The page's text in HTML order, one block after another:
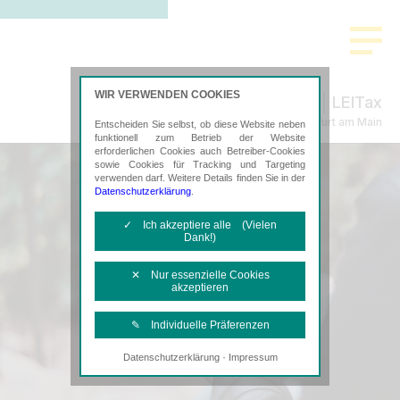
LEITax
Steuerberatung in Frankfurt am Main
WIR VERWENDEN COOKIES
Entscheiden Sie selbst, ob diese Website neben
funktionell zum Betrieb der Website
erforderlichen Cookies auch Betreiber-Cookies
sowie Cookies für Tracking und Targeting
verwenden darf. Weitere Details finden Sie in der
Datenschutzerklärung
✓ Ich akzeptiere alle (Vielen
Dank!)
✕ Nur essenzielle Cookies
akzeptieren
✎ Individuelle Präferenzen
Notwendige Cookies
Diese Cookies sind erforderlich, um die
Datenschutzerklärung· Impressum